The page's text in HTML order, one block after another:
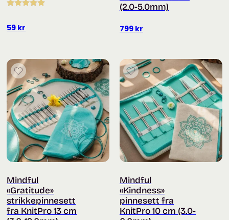
av 5
59 kr
(2.0-5.0mm)
799 kr
Mindful
«Gratitude»
strikkepinnesett
fra KnitPro 13 cm
Mindful
«Kindness»
pinnesett fra
KnitPro 10 cm (3.0-